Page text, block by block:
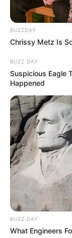
BUZZDAY
Chrissy Metz Is
BUZZ DAY
Suspicious Eagle
Happened
BUZZ DAY
What Engineers